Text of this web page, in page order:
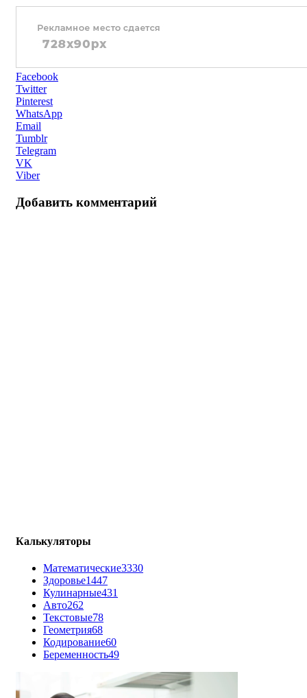
Facebook
Twitter
Pinterest
WhatsApp
Email
Tumblr
Telegram
VK
Viber
Добавить комментарий
Калькуляторы
Математические3330
Здоровье1447
Кулинарные431
Авто262
Текстовые78
Геометрия68
Кодирование60
Беременность49